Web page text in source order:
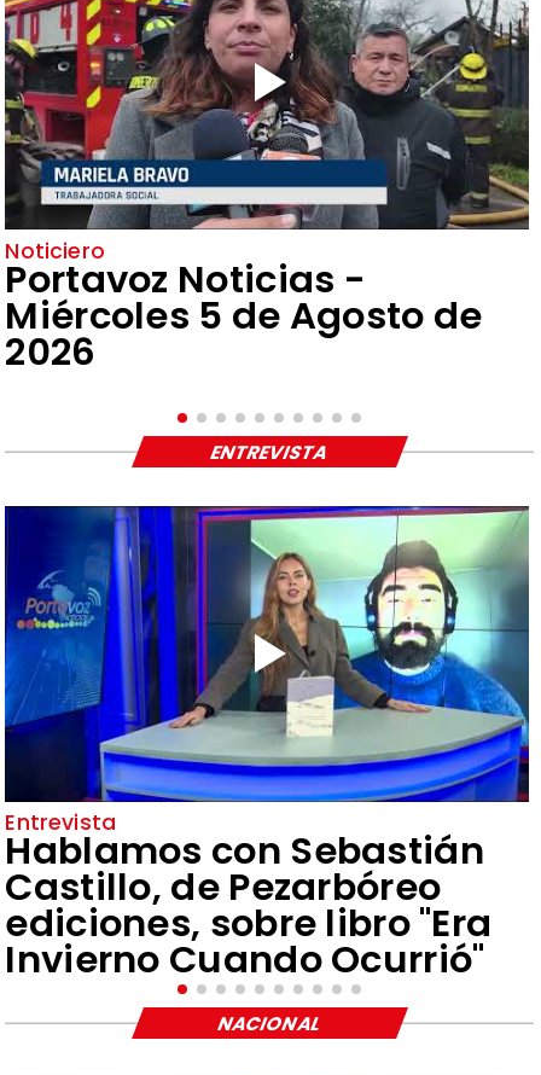
Noticiero
Portavoz Noticias -
Miércoles 5 de Agosto de
2026
Entrevista
Hablamos con Sebastián
Castillo, de Pezarbóreo
ediciones, sobre libro "Era
Invierno Cuando Ocurrió"
ENTREVISTA
NACIONAL